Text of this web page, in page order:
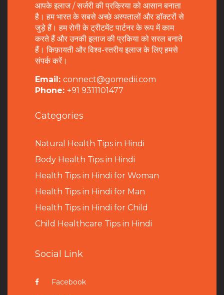
आपके इलाज / सर्जरी की प्रक्रिया को आसान बनाता
है। हम भारत के सबसे अच्छे अस्पतालों और डॉक्टरों से
जुड़े हैं। हम रोगी के ट्रीटमेंट पार्टनर के रूप में काम
करते हैं और उनकी इलाज की प्रकिया को सरल बनाते
हैं। किफ़ायती और विश्व-स्तरीय इलाज के लिए हमसे
संपर्क करें।
Email: connect@gomedii.com
Phone: +91 9311101477
Categories
Natural Health Tips in Hindi
Body Health Tips in Hindi
Health Tips in Hindi for Woman
Health Tips in Hindi for Man
Health Tips in Hindi for Child
Child Healthcare Tips in Hindi
Social Link
Facebook